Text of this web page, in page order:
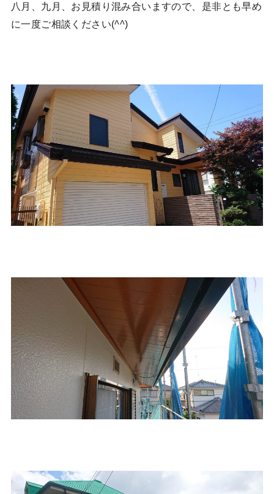
八月、九月、お見積り混み合いますので、是非とも早め
に一度ご相談ください(^^)